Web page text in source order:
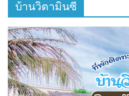
เที่ยว
ที่
กิน
ที่พัก
บ้านวิตามินซี